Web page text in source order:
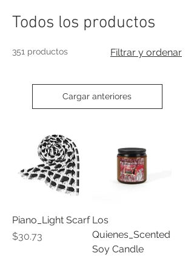
Todos los productos
351 productos Filtrar y ordenar
Cargar anteriores
Piano_Light Scarf
Precio
$30.73
Los
Quienes_Scented
Soy Candle